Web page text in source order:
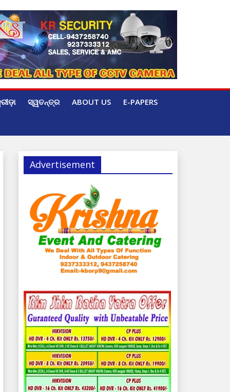
ସ୍ୱତନ୍ତ୍ର ABOUT US E-PAPERS
Advertisement